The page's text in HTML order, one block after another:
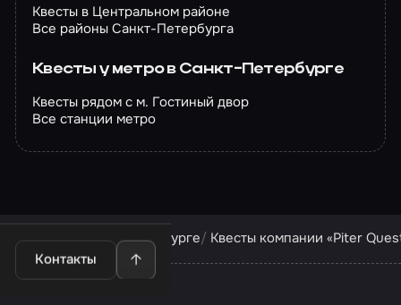
Квесты в Центральном районе
Все районы Санкт-Петербурга
Квесты у метро в Санкт-Петербурге
Квесты рядом с м. Гостиный двор
Все станции метро
Контакты
Квесты в Санкт-Петербурге Квесты компании «Piter